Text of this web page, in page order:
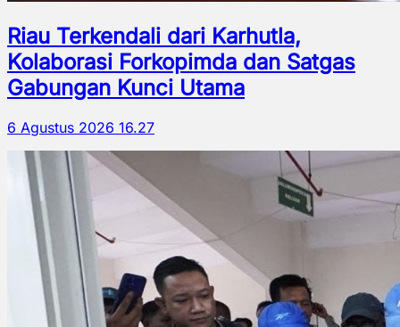
Riau Terkendali dari Karhutla,
Kolaborasi Forkopimda dan Satgas
Gabungan Kunci Utama
6 Agustus 2026 16.27